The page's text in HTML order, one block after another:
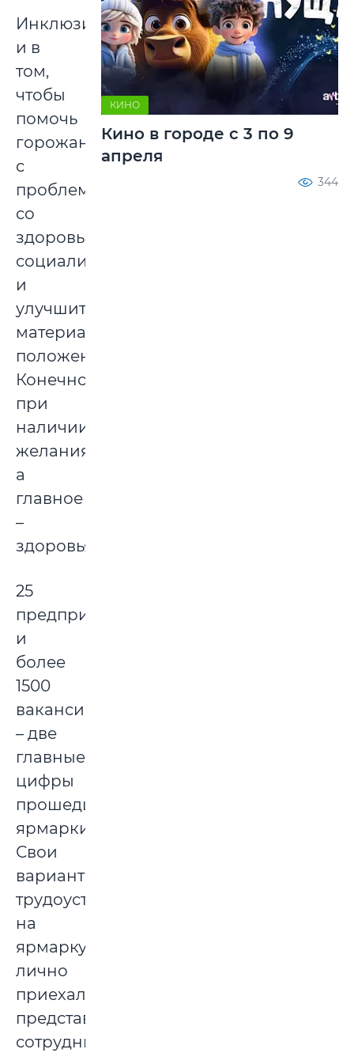
Инклюзия
и в
том,
чтобы
помочь
горожанам
с
проблемами
со
здоровьем
социализироваться
и
улучшить
материальное
положение.
Конечно,
при
наличии
желания,
а
главное
–
здоровья.
25
предприятий
и
более
1500
вакансий
– две
главные
цифры
прошедшей
ярмарки.
Свои
варианты
трудоустройства
на
ярмарку
лично
приехали
представить
сотрудники
КИНО
Кино в городе с 3 по 9
апреля
344